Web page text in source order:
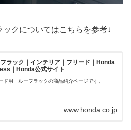
クについてはこちらを参考↓
ラック｜インテリア｜フリード｜Honda
｜Honda公式サイト
ド用 ルーフラックの商品紹介ページです。
www.honda.co.jp